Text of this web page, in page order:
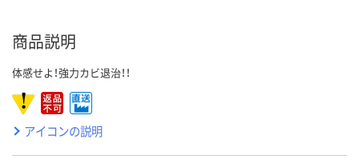
商品説明
体感せよ！強力カビ退治！！
アイコンの説明